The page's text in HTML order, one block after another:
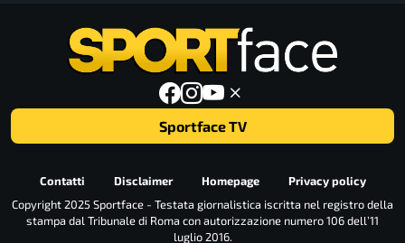
Sportface TV
Contatti Disclaimer Homepage
Privacy policy
Copyright 2025 Sportface - Testata giornalistica iscritta nel registro della
stampa dal Tribunale di Roma con autorizzazione numero 106 dell’11
luglio 2016.